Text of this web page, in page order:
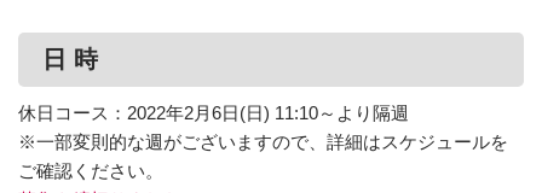
日 時
休日コース：2022年2月6日(日) 11:10～より隔週
※一部変則的な週がございますので、詳細はスケジュールを
ご確認ください。